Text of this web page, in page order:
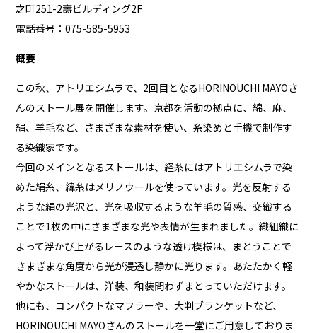
之町251-2壽ビルディング2F
電話番号：075-585-5953
概要
この秋、アトリエシムラで、2回目となるHORINOUCHI MAYOさ
んのストール展を開催します。京都を活動の拠点に、綿、麻、
絹、羊毛など、さまざまな素材を使い、糸染めと手機で制作す
る染織家です。
今回のメインとなるストールは、経糸にはアトリエシムラで染
めた絹糸、緯糸はメリノウールを使っています。光を反射する
ような絹の光沢と、光を吸収するような羊毛の質感、交織する
ことで1枚の中にさまざまな光や表情が生まれました。織組織に
よって浮かび上がるレースのような透け模様は、まとうことで
さまざまな角度から光が浸透し静かに光ります。あたたかく軽
やかなストールは、洋装、和装問わずまとっていただけます。
他にも、コンパクトなマフラーや、大判ブランケットなど、
HORINOUCHI MAYOさんのストールを一堂にご用意しておりま